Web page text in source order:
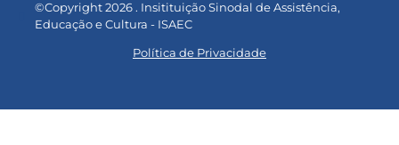
©Copyright 2026 . Insitituição Sinodal de Assistência,
Educação e Cultura - ISAEC
Política de Privacidade